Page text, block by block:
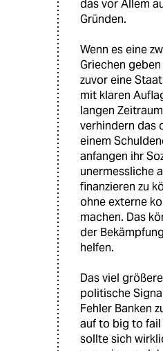
das vor Allem
Gründen.
Wenn es eine
Griechen
zuvor eine
mit klaren
langen
verhindern das
einem
anfangen ihr
unermessliche
finanzieren zu
ohne externe
machen. Das
der
helfen.
Das viel
politische
Fehler Banken
auf to big to fail
sollte sich